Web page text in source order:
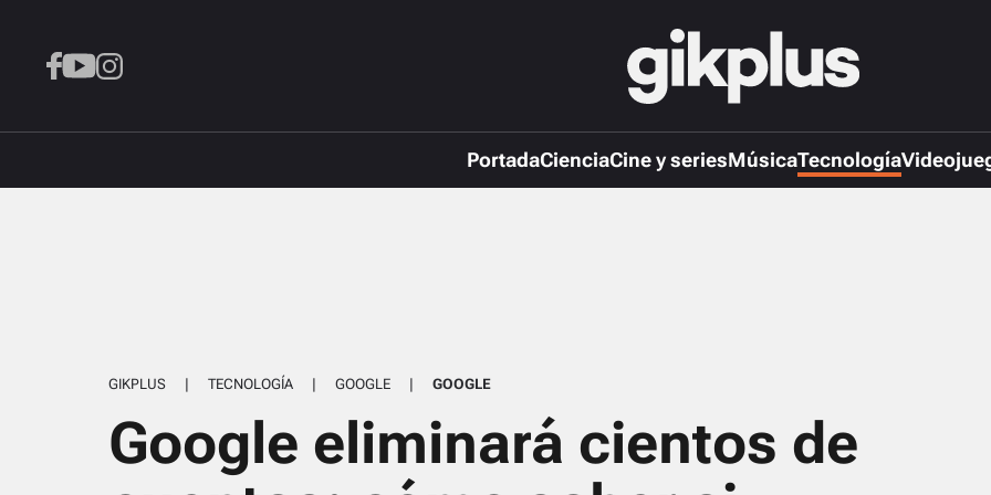
PortadaCienciaCine y seriesMúsicaTecnología
GIKPLUS | TECNOLOGÍA | GOOGLE | GOOGLE
Google eliminará cientos de